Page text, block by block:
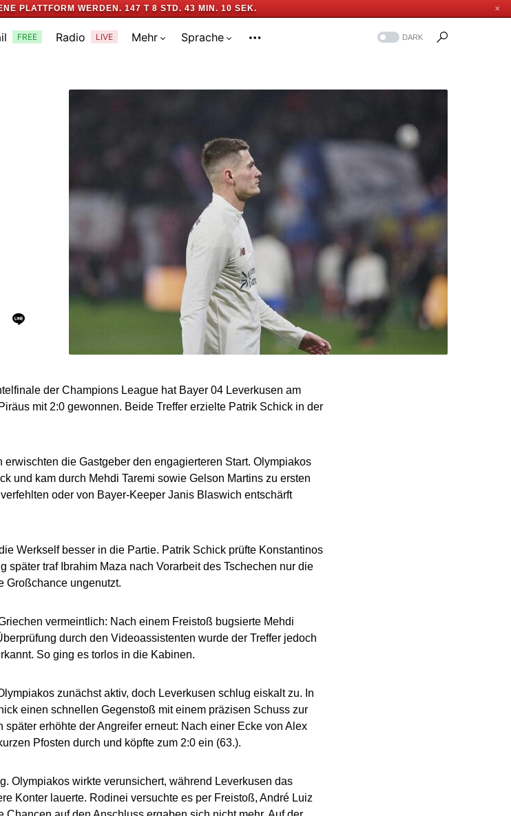
PLATTFORM WERDEN. 147 T 8 STD. 43 MIN. 9 SEK. ✕
FREE Radio LIVE Mehr Sprache DARK
der Champions League hat Bayer 04 Leverkusen am
mit 2:0 gewonnen. Beide Treffer erzielte Patrik Schick in der
erwischten die Gastgeber den engagierteren Start. Olympiakos
und kam durch Mehdi Taremi sowie Gelson Martins zu ersten
oder von Bayer-Keeper Janis Blaswich entschärft
Werkself besser in die Partie. Patrik Schick prüfte Konstantinos
später traf Ibrahim Maza nach Vorarbeit des Tschechen nur die
Großchance ungenutzt.
vermeintlich: Nach einem Freistoß bugsierte Mehdi
durch den Videoassistenten wurde der Treffer jedoch
So ging es torlos in die Kabinen.
zunächst aktiv, doch Leverkusen schlug eiskalt zu. In
einen schnellen Gegenstoß mit einem präzisen Schuss zur
später erhöhte der Angreifer erneut: Nach einer Ecke von Alex
Pfosten durch und köpfte zum 2:0 ein (63.).
Olympiakos wirkte verunsichert, während Leverkusen das
Konter lauerte. Rodinei versuchte es per Freistoß, André Luiz